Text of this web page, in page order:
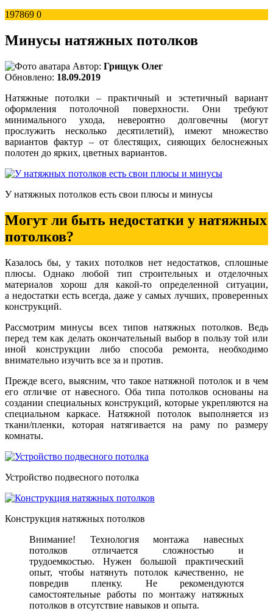
197869 0
Минусы натяжных потолков
Автор: Грищук Олег
Обновлено: 18.09.2019
Натяжные потолки – практичный и эстетичный вариант
оформления потолочной поверхности. Они требуют
минимального ухода, невероятно долговечны (могут
прослужить несколько десятилетий), имеют множество
вариантов фактур – от блестящих, сияющих белоснежных
полотен до ярких, цветных вариантов.
У натяжных потолков есть свои плюсы и минусы
Могут ли быть недостатки у натяжных
потолков?
Казалось бы, у таких потолков нет недостатков, сплошные
плюсы. Однако любой тип строительных и отделочных
материалов хорош для какой-то определенной ситуации,
а недостатки есть всегда, даже у самых лучших, проверенных
конструкций.
Рассмотрим минусы всех типов натяжных потолков. Ведь
перед тем как делать окончательный выбор в пользу той или
иной конструкции либо способа ремонта, необходимо
внимательно изучить все за и против.
Прежде всего, выясним, что такое натяжной потолок и в чем
его отличие от навесного. Оба типа потолков основаны на
создании специальных конструкций, которые укрепляются на
специальном каркасе. Натяжной потолок выполняется из
ткани/пленки, которая натягивается на раму по размеру
комнаты.
Устройство подвесного потолка
Конструкция натяжных потолков
Внимание! Технология монтажа навесных
потолков отличается сложностью и
трудоемкостью. Нужен большой практический
опыт, чтобы натянуть потолок качественно, не
повредив пленку. Не рекомендуются
самостоятельные работы по монтажу натяжных
потолков в отсутствие навыков и опыта.